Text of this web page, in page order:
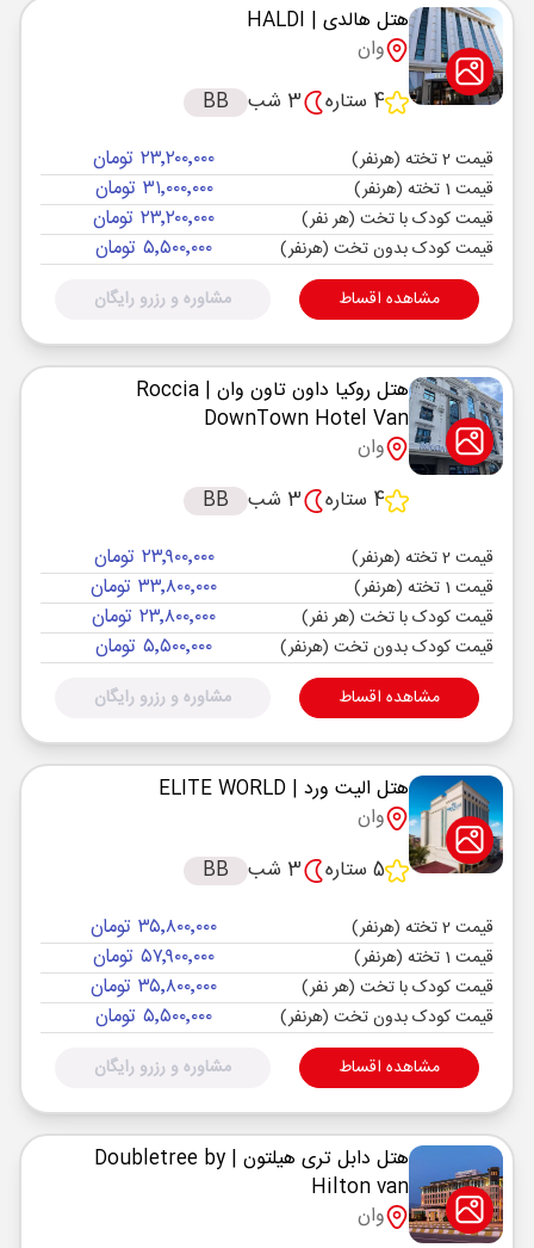
هتل هالدی | HALDI
وان
4 ستاره
3 شب BB
قیمت 2 تخته (هرنفر) ۲۳٬۲۰۰٬۰۰۰ تومان
قیمت 1 تخته (هرنفر) ۳۱٬۰۰۰٬۰۰۰ تومان
قیمت کودک با تخت (هر نفر) ۲۳٬۲۰۰٬۰۰۰ تومان
قیمت کودک بدون تخت (هرنفر) ۵٬۵۰۰٬۰۰۰ تومان
مشاهده اقساط مشاوره و رزرو رایگان
هتل روکیا داون تاون وان | Roccia
DownTown Hotel Van
وان
4 ستاره
3 شب BB
قیمت 2 تخته (هرنفر) ۲۳٬۹۰۰٬۰۰۰ تومان
قیمت 1 تخته (هرنفر) ۳۳٬۸۰۰٬۰۰۰ تومان
قیمت کودک با تخت (هر نفر) ۲۳٬۸۰۰٬۰۰۰ تومان
قیمت کودک بدون تخت (هرنفر) ۵٬۵۰۰٬۰۰۰ تومان
مشاهده اقساط مشاوره و رزرو رایگان
هتل الیت ورد | ELITE WORLD
وان
5 ستاره
3 شب BB
قیمت 2 تخته (هرنفر) ۳۵٬۸۰۰٬۰۰۰ تومان
قیمت 1 تخته (هرنفر) ۵۷٬۹۰۰٬۰۰۰ تومان
قیمت کودک با تخت (هر نفر) ۳۵٬۸۰۰٬۰۰۰ تومان
قیمت کودک بدون تخت (هرنفر) ۵٬۵۰۰٬۰۰۰ تومان
مشاهده اقساط مشاوره و رزرو رایگان
هتل دابل تری هیلتون | Doubletree by
Hilton van
وان